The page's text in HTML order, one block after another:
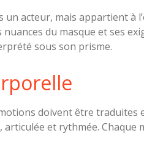
acteur, mais appartient à
du masque et ses
sous son prisme.
doivent être traduites
et rythmée.